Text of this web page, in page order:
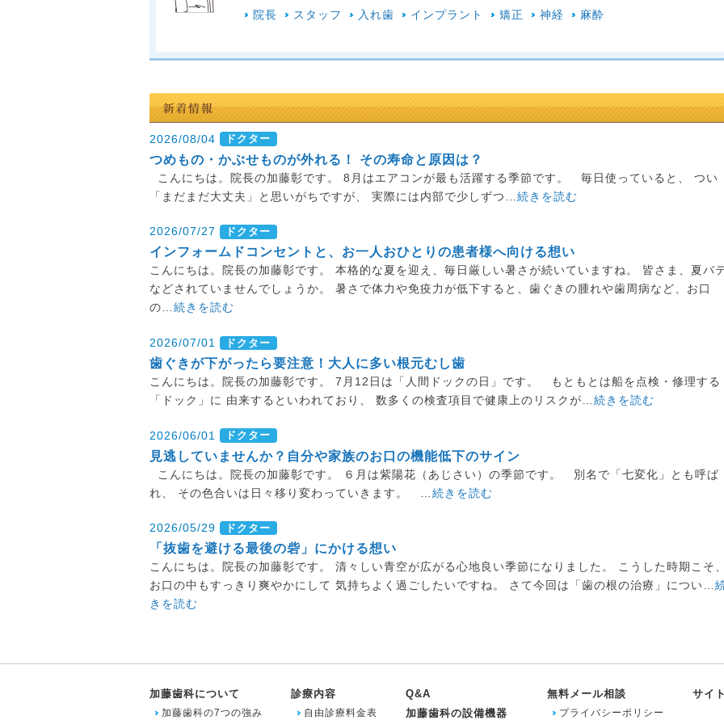
院長 スタッフ 入れ歯 インプラント 矯正 神経 麻酔
2026/08/04 ドクター
つめもの・かぶせものが外れる！ その寿命と原因は？
こんにちは。院長の加藤彰です。 8月はエアコンが最も活躍する季節です。 毎日使っていると、 つい
「まだまだ大丈夫」と思いがちですが、 実際には内部で少しずつ… 続きを読む
2026/07/27 ドクター
インフォームドコンセントと、お一人おひとりの患者様へ向ける想い
こんにちは。院長の加藤彰です。 本格的な夏を迎え、毎日厳しい暑さが続いていますね。 皆さま、夏バ
などされていませんでしょうか。 暑さで体力や免疫力が低下すると、歯ぐきの腫れや歯周病など、お口
の…続きを読む
2026/07/01 ドクター
歯ぐきが下がったら要注意！大人に多い根元むし歯
こんにちは。院長の加藤彰です。 7月12日は「人間ドックの日」です。 もともとは船を点検・修理する
「ドック」に 由来するといわれており、 数多くの検査項目で健康上のリスクが… 続きを読む
2026/06/01 ドクター
見逃していませんか？自分や家族のお口の機能低下のサイン
こんにちは。院長の加藤彰です。 ６月は紫陽花（あじさい）の季節です。 別名で「七変化」とも呼ば
れ、 その色合いは日々移り変わっていきます。 … 続きを読む
2026/05/29 ドクター
「抜歯を避ける最後の砦」にかける想い
こんにちは。院長の加藤彰です。 清々しい青空が広がる心地良い季節になりました。 こうした時期こそ
お口の中もすっきり爽やかにして 気持ちよく過ごしたいですね。 さて今回は「歯の根の治療」につい…
きを読む
加藤歯科について
加藤歯科の7つの強み
診療内容
自由診療料金表
Q&A
加藤歯科の設備機器
無料メール相談
プライバシーポリシー
サイ